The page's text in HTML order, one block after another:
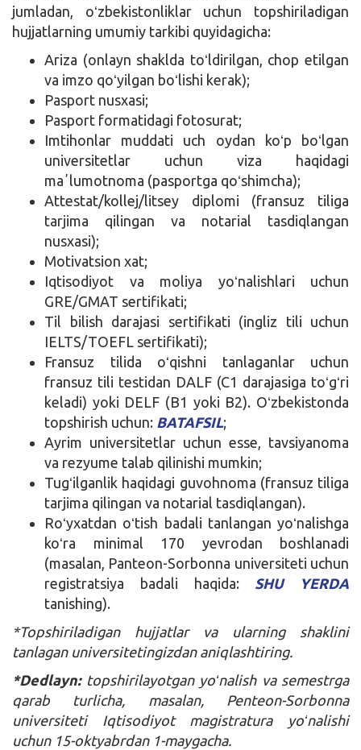
jumladan, oʻzbekistonliklar uchun topshiriladigan
hujjatlarning umumiy tarkibi quyidagicha:
Ariza (onlayn shaklda toʻldirilgan, chop etilgan
va imzo qoʻyilgan boʻlishi kerak);
Pasport nusxasi;
Pasport formatidagi fotosurat;
Imtihonlar muddati uch oydan koʻp boʻlgan
universitetlar uchun viza haqidagi
maʼlumotnoma (pasportga qoʻshimcha);
Attestat/kollej/litsey diplomi (fransuz tiliga
tarjima qilingan va notarial tasdiqlangan
nusxasi);
Motivatsion xat;
Iqtisodiyot va moliya yoʻnalishlari uchun
GRE/GMAT sertifikati;
Til bilish darajasi sertifikati (ingliz tili uchun
IELTS/TOEFL sertifikati);
Fransuz tilida oʻqishni tanlaganlar uchun
fransuz tili testidan DALF (C1 darajasiga toʻgʻri
keladi) yoki DELF (B1 yoki B2). Oʻzbekistonda
topshirish uchun: BATAFSIL;
Ayrim universitetlar uchun esse, tavsiyanoma
va rezyume talab qilinishi mumkin;
Tugʻilganlik haqidagi guvohnoma (fransuz tiliga
tarjima qilingan va notarial tasdiqlangan).
Roʻyxatdan oʻtish badali tanlangan yoʻnalishga
koʻra minimal 170 yevrodan boshlanadi
(masalan, Panteon-Sorbonna universiteti uchun
registratsiya badali haqida: SHU YERDA
tanishing).
*Topshiriladigan hujjatlar va ularning shaklini
tanlagan universitetingizdan aniqlashtiring.
*Dedlayn: topshirilayotgan yoʻnalish va semestrga
qarab turlicha, masalan, Penteon-Sorbonna
universiteti Iqtisodiyot magistratura yoʻnalishi
uchun 15-oktyabrdan 1-maygacha.